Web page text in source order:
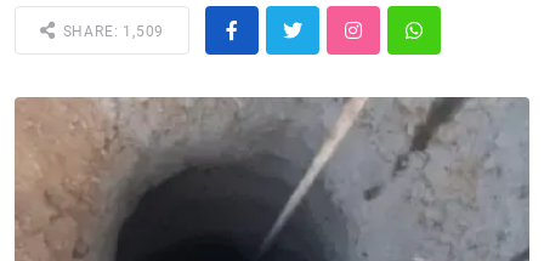
SHARE: 1,509